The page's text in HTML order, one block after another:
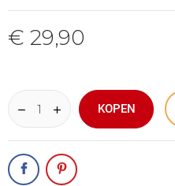
€ 29,90
KOPEN